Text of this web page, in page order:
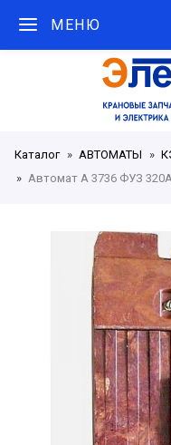
МЕНЮ
Каталог АВТОМАТЫ
Автомат А 3736 ФУЗ